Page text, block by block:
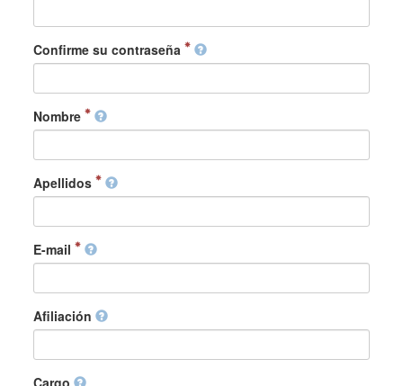
Confirme su contraseña
Nombre
Apellidos
E-mail
Afiliación
Cargo